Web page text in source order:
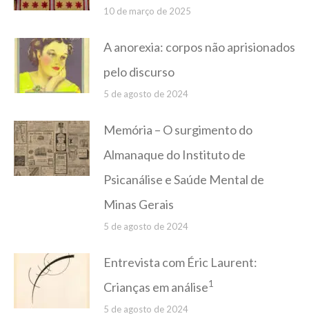
10 de março de 2025
A anorexia: corpos não aprisionados
pelo discurso
5 de agosto de 2024
Memória – O surgimento do
Almanaque do Instituto de
Psicanálise e Saúde Mental de
Minas Gerais
5 de agosto de 2024
Entrevista com Éric Laurent:
Crianças em análise1
5 de agosto de 2024